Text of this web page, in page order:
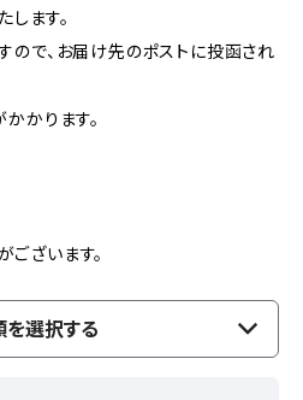
ます。
ので、お届け先のポストに投函され
かります。
ざいます。
を選択する